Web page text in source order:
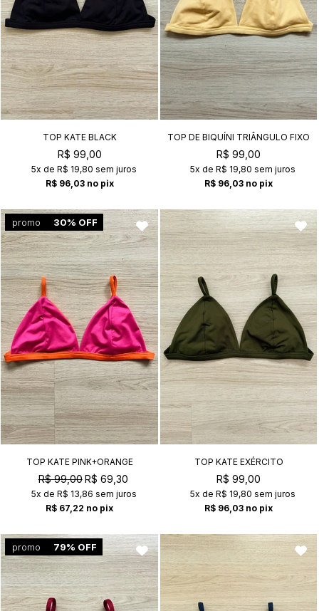
TOP KATE BLACK
R$ 99,00
5x de R$ 19,80 sem juros
R$ 96,03 no pix
TOP DE BIQUÍNI TRIÂNGULO FIXO
KATE VANILLA
R$ 99,00
5x deR$ 19,80 sem juros
R$ 96,03 no pix
promo 30% OFF
TOP KATE PINK+ORANGE
R$ 99,00R$ 69,30
5x de R$ 13,86 sem juros
R$ 67,22 no pix
TOP KATE EXÉRCITO
R$ 99,00
5x deR$ 19,80 sem juros
R$ 96,03 no pix
promo 79% OFF